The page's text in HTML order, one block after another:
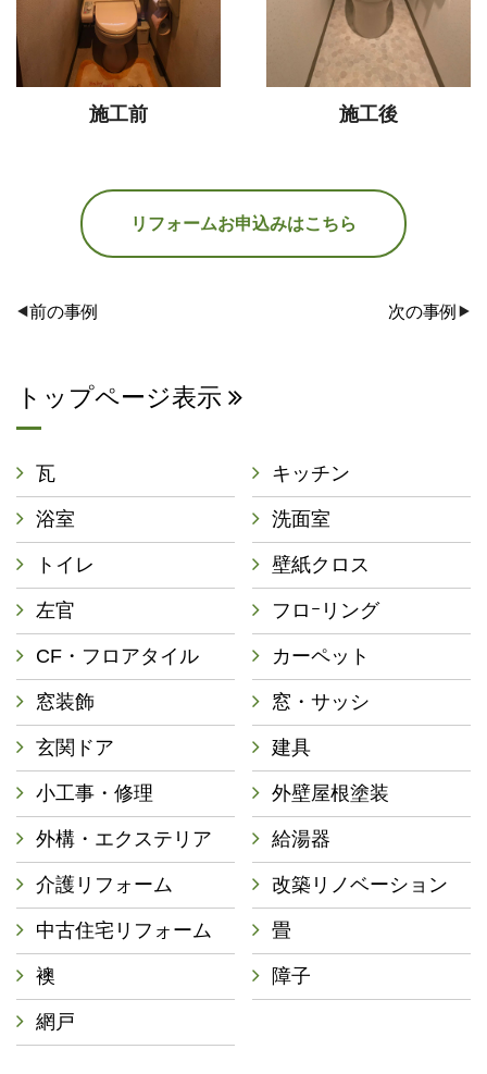
トップページ表示
瓦 キッチン
浴室 洗面室
トイレ 壁紙クロス
左官 フロｰリング
CF・フロアタイル カーペット
窓装飾 窓・サッシ
玄関ドア 建具
小工事・修理 外壁屋根塗装
外構・エクステリア 給湯器
介護リフォーム 改築リノベーション
中古住宅リフォーム 畳
襖 障子
網戸
施工前 施工後
リフォームお申込みはこちら
前の事例 次の事例